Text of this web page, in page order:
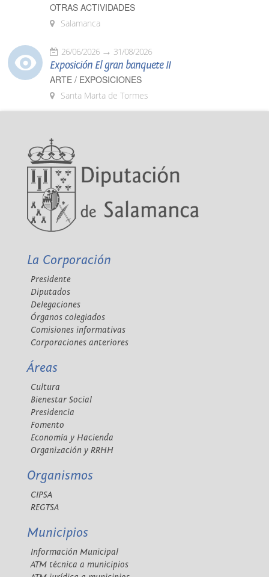
OTRAS ACTIVIDADES
Salamanca
26/06/2026 31/08/2026
Exposición El gran banquete II
ARTE / EXPOSICIONES
Santa Marta de Tormes
La Corporación
Presidente
Diputados
Delegaciones
Órganos colegiados
Comisiones informativas
Corporaciones anteriores
Áreas
Cultura
Bienestar Social
Presidencia
Fomento
Economía y Hacienda
Organización y RRHH
Organismos
CIPSA
REGTSA
Municipios
Información Municipal
ATM técnica a municipios